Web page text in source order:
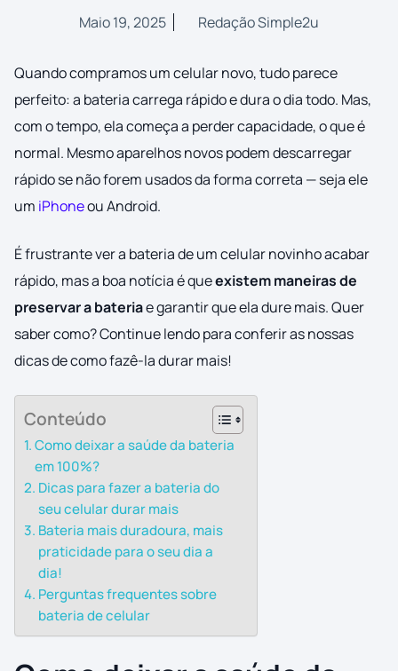
Maio 19, 2025 Redação Simple2u
Quando compramos um celular novo, tudo parece
perfeito: a bateria carrega rápido e dura o dia todo. Mas,
com o tempo, ela começa a perder capacidade, o que é
normal. Mesmo aparelhos novos podem descarregar
rápido se não forem usados da forma correta — seja ele
um iPhoneou Android.
É frustrante ver a bateria de um celular novinho acabar
rápido, mas a boa notícia é queexistem maneiras de
preservar a bateriae garantir que ela dure mais. Quer
saber como? Continue lendo para conferir as nossas
dicas de como fazê-la durar mais!
Conteúdo
Como deixar a saúde da bateria
em 100%?
Dicas para fazer a bateria do
seu celular durar mais
Bateria mais duradoura, mais
praticidade para o seu dia a
dia!
Perguntas frequentes sobre
bateria de celular